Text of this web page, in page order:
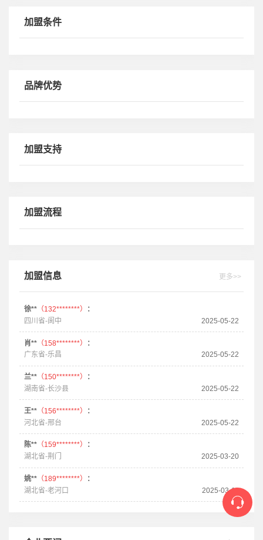
合作关系。 展望明天，公司将继续奉行“创新务实，用户至上”
加盟条件
品牌优势
加盟支持
加盟流程
加盟信息 更多>>
徐**（132********）
：
四川省-阆中
2025-05-22
肖**（158********）
：
广东省-乐昌
2025-05-22
兰**（150********）
：
湖南省-长沙县
2025-05-22
王**（156********）
：
河北省-邢台
2025-05-22
陈**（159********）
：
湖北省-荆门
2025-03-20
姚**（189********）
：
湖北省-老河口
2025-03-11